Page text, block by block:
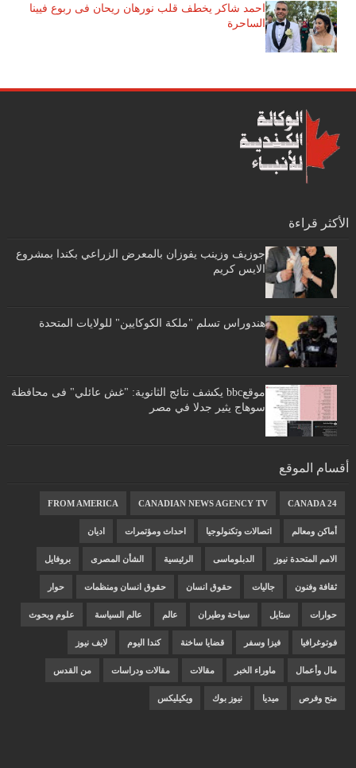
احمد شاكر يخطف قلب نورهان ريحان فى ربوع فيينا
الساحرة
الأكثر قراءة
جوزيف وزينب يفوزان بالمعرض الزراعي بكندا بمشروع
الايس كريم
هندوراس تسلم "ملكة الكوكايين" للولايات المتحدة
موقعbbc يكشف نتائج الثانوية: "غش عائلي" فى محافظة
سوهاج يثير جدلا في مصر
أقسام الموقع
CANADA 24
CANADIAN NEWS AGENCY TV
FROM AMERICA
أماكن ومعالم اتصالات وتكنولوجيا احداث ومؤتمرات اديان
الامم المتحدة نيوز الدبلوماسى الرئيسية الشأن المصرى بروفايل
ثقافة وفنون جاليات حقوق انسان حقوق انسان ومنظمات حوار
حوارات ستايل سياحة وطيران عالم عالم السياسة علوم وبحوث
فوتوغرافيا فيزا وسفر قضايا ساخنة كندا اليوم لايف نيوز
مال وأعمال ماوراء الخبر مقالات مقالات ودراسات من القدس
منح وفرص ميديا نيوز بوك ويكيليكس